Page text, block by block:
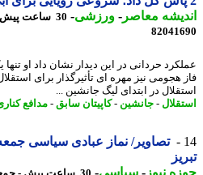
معاصر-ورزشی-30 ساعت پیش - جمعه 16 مرداد 1405، 15:23
حردانی در این دیدار نشان داد او تنها یک
هجومی نیز مهره ای تأثیرگذار برای استقلال
در ابتدای لیگ جانشین ...
-جانشین-کاپیتان سابق-مدافع کناری-
تصاویر/ نماز عبادی سیاسی جمعه
نیوز-سیاسی-